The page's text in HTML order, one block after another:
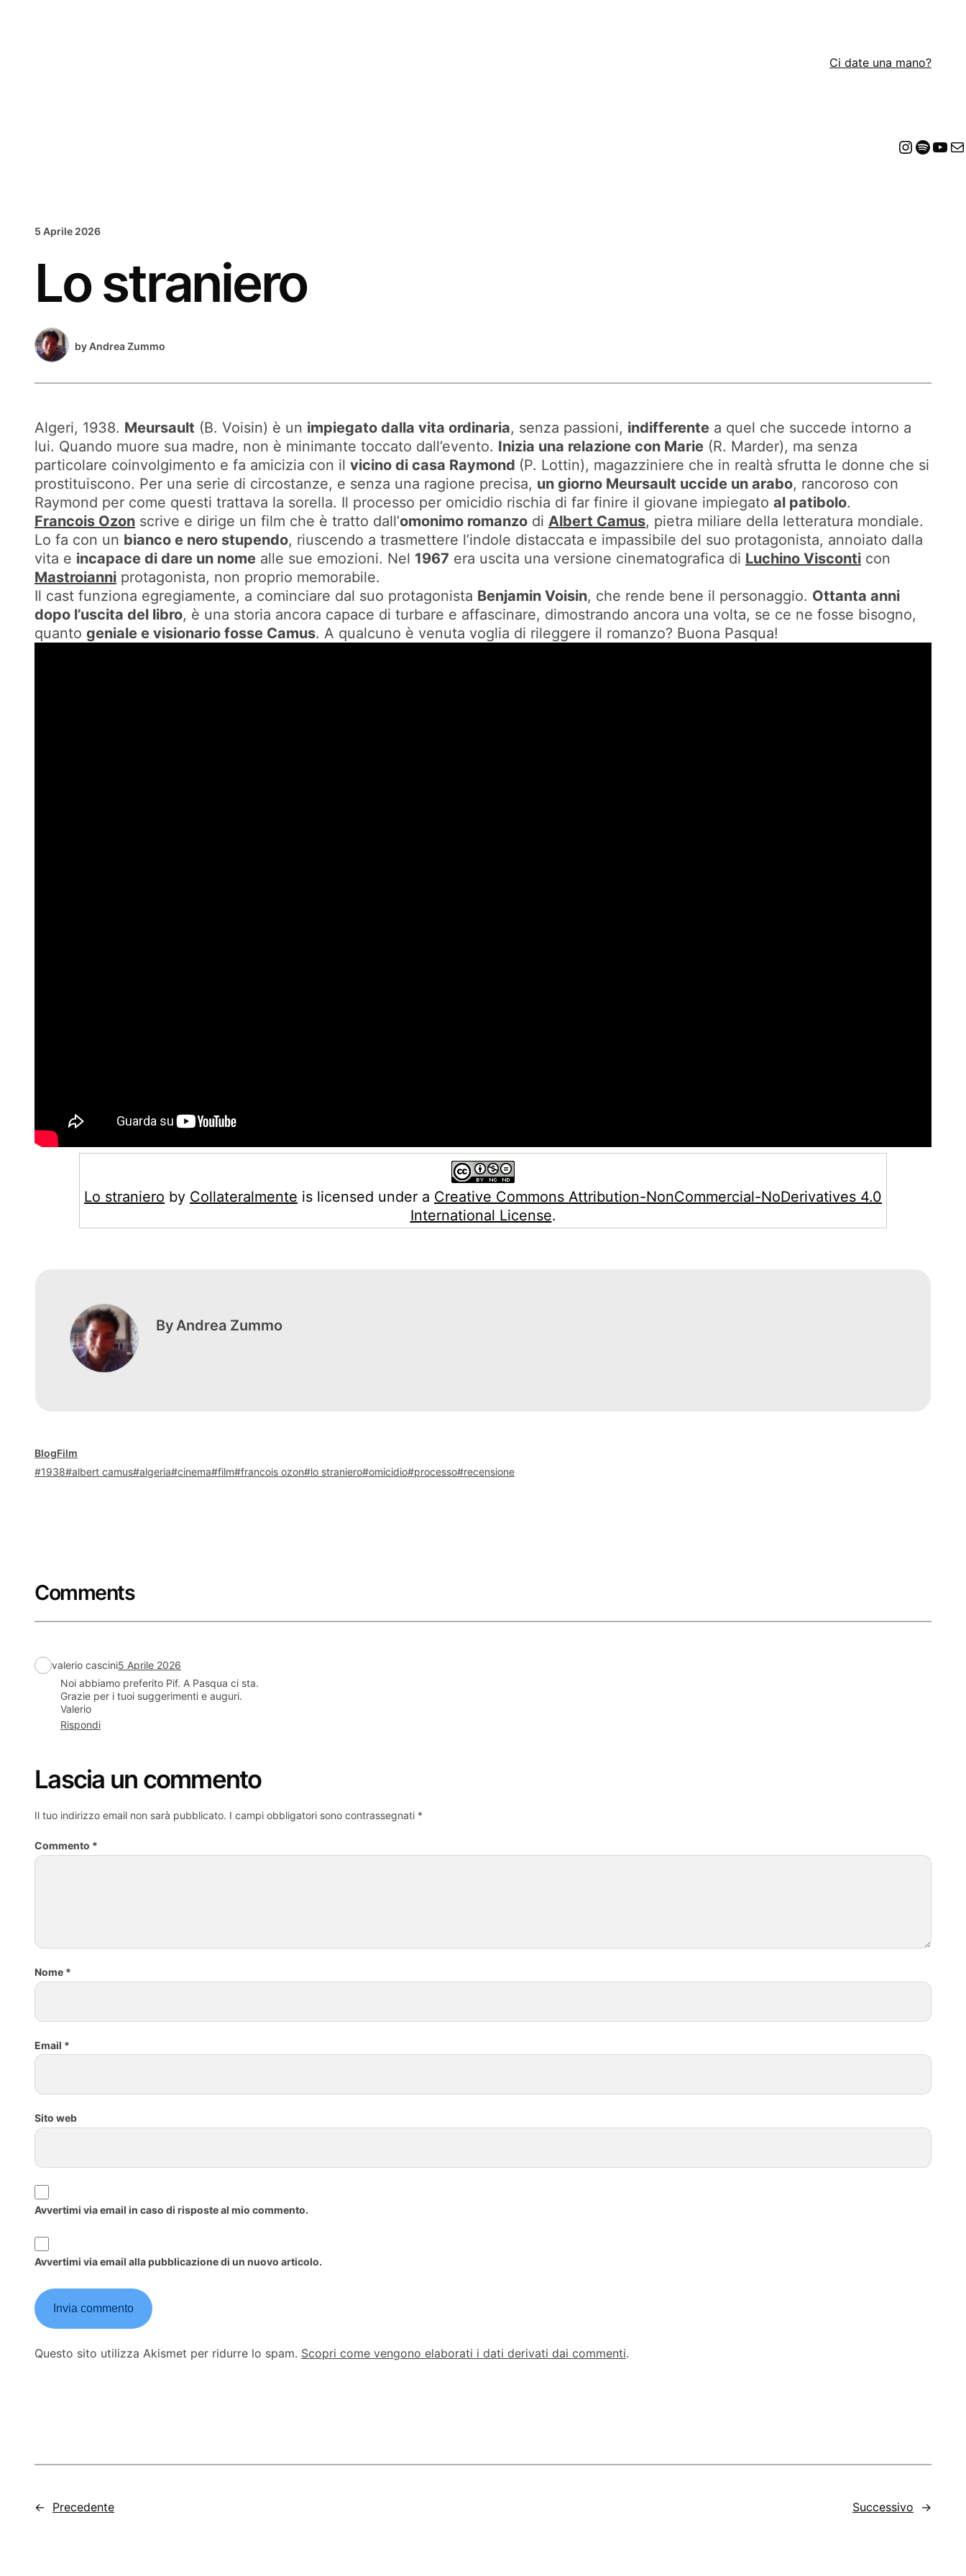
Ci date una mano?
5 Aprile 2026
Lo straniero
byAndrea Zummo
Algeri, 1938. Meursault (B. Voisin) è un impiegato dalla vita ordinaria, senza passioni, indifferente a quel che succede intorno a
lui. Quando muore sua madre, non è minimante toccato dall’evento. Inizia una relazione con Marie (R. Marder), ma senza
particolare coinvolgimento e fa amicizia con il vicino di casa Raymond (P. Lottin), magazziniere che in realtà sfrutta le donne che si
prostituiscono. Per una serie di circostanze, e senza una ragione precisa, un giorno Meursault uccide un arabo, rancoroso con
Raymond per come questi trattava la sorella. Il processo per omicidio rischia di far finire il giovane impiegato al patibolo.
Francois Ozon scrive e dirige un film che è tratto dall’omonimo romanzo di Albert Camus, pietra miliare della letteratura mondiale.
Lo fa con un bianco e nero stupendo, riuscendo a trasmettere l’indole distaccata e impassibile del suo protagonista, annoiato dalla
vita e incapace di dare un nome alle sue emozioni. Nel 1967 era uscita una versione cinematografica di Luchino Visconti con
Mastroianni protagonista, non proprio memorabile.
Il cast funziona egregiamente, a cominciare dal suo protagonista Benjamin Voisin, che rende bene il personaggio. Ottanta anni
dopo l’uscita del libro, è una storia ancora capace di turbare e affascinare, dimostrando ancora una volta, se ce ne fosse bisogno,
quanto geniale e visionario fosse Camus. A qualcuno è venuta voglia di rileggere il romanzo? Buona Pasqua!
Lo straniero by Collateralmente is licensed under a Creative Commons Attribution-NonCommercial-NoDerivatives 4.0
International License.
ByAndrea Zummo
BlogFilm
1938 albert camus algeria cinema film francois ozon lo straniero omicidio processo recensione
Comments
valerio cascini5 Aprile 2026
Noi abbiamo preferito Pif. A Pasqua ci sta.
Grazie per i tuoi suggerimenti e auguri.
Valerio
Rispondi
Lascia un commento
Il tuo indirizzo email non sarà pubblicato. I campi obbligatori sono contrassegnati *
Commento *
Nome *
Email *
Sito web
Avvertimi via email in caso di risposte al mio commento.
Avvertimi via email alla pubblicazione di un nuovo articolo.
Questo sito utilizza Akismet per ridurre lo spam. Scopri come vengono elaborati i dati derivati dai commenti.
← Precedente Successivo →